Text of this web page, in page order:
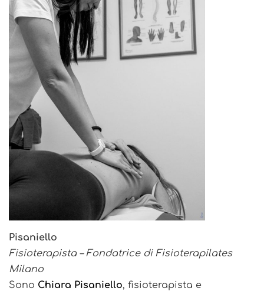
Pisaniello
Fisioterapista – Fondatrice di Fisioterapilates
Milano
Sono Chiara Pisaniello, fisioterapista e